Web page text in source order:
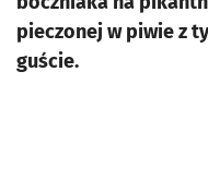
pieczonej w piwie z
guście.